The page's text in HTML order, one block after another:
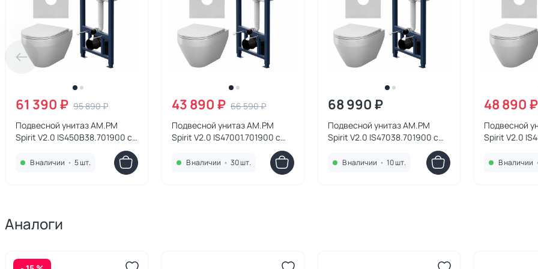
61 390 ₽ 95 890 ₽
Подвесной унитаз AM.PM
Spirit V2.0 IS450B38.701900 с
сенсорной клавишей смыва
В наличии • 5 шт.
43 890 ₽ 66 590 ₽
Подвесной унитаз AM.PM
Spirit V2.0 IS47001.701900 с
пневматической клавишей
В наличии • 30 шт.
68 990 ₽
Подвесной унитаз AM.PM
Spirit V2.0 IS47038.701900 с
матовой клавишей смыва,
В наличии • 10 шт.
48 890 ₽
Подвесной
Spirit V2.0
матовый
В наличии •
Аналоги